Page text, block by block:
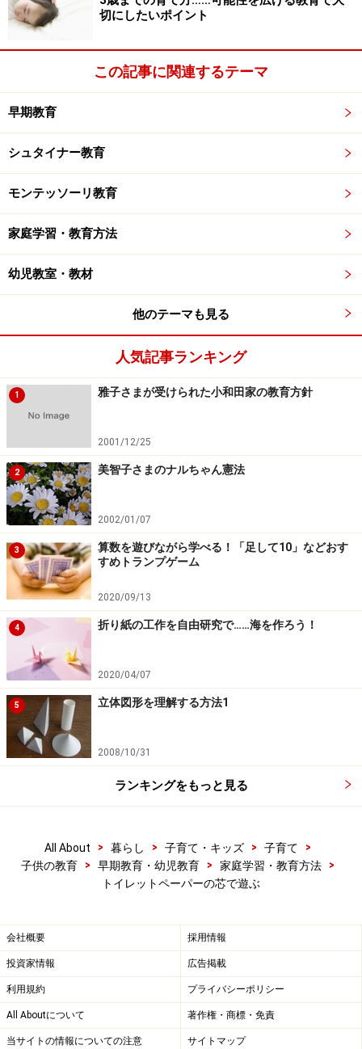
切にしたいポイント
この記事に関連するテーマ
早期教育
シュタイナー教育
モンテッソーリ教育
家庭学習・教育方法
幼児教室・教材
他のテーマも見る
人気記事ランキング
1 雅子さまが受けられた小和田家の教育方針
2001/12/25
2 美智子さまのナルちゃん憲法
2002/01/07
3
算数を遊びながら学べる！「足して10」などおす
すめトランプゲーム
2020/09/13
4 折り紙の工作を自由研究で……海を作ろう！
2020/04/07
5 立体図形を理解する方法1
2008/10/31
ランキングをもっと見る
All About > 暮らし > 子育て・キッズ > 子育て
>
子供の教育
> 早期教育・幼児教育 > 家庭学習・教育方法
>
トイレットペーパーの芯で遊ぶ
会社概要 採用情報
投資家情報 広告掲載
利用規約 プライバシーポリシー
All Aboutについて 著作権・商標・免責
当サイトの情報についての注意 サイトマップ